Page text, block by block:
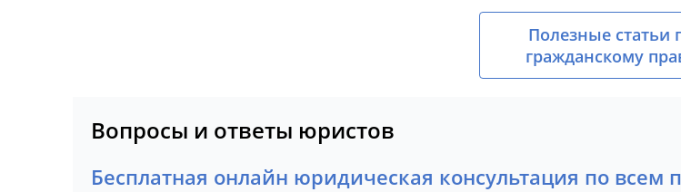
Полезные статьи
гражданскому
Вопросы и ответы юристов
Бесплатная онлайн юридическая консультация по всем